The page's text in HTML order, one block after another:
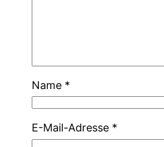
Name *
E-Mail-Adresse *